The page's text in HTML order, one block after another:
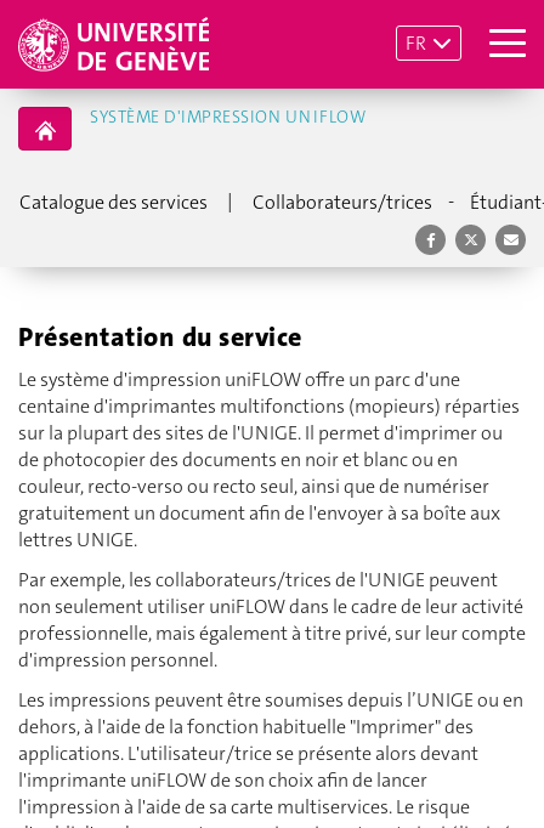
FR
SYSTÈME D'IMPRESSION UNIFLOW
Catalogue des services | Collaborateurs/trices -
Présentation du service
Le système d'impression uniFLOW offre un parc d'une
centaine d'imprimantes multifonctions (mopieurs) réparties
sur la plupart des sites de l'UNIGE. Il permet d'imprimer ou
de photocopier des documents en noir et blanc ou en
couleur, recto-verso ou recto seul, ainsi que de numériser
gratuitement un document afin de l'envoyer à sa boîte aux
lettres UNIGE.
Par exemple, les collaborateurs/trices de l'UNIGE peuvent
non seulement utiliser uniFLOW dans le cadre de leur activité
professionnelle, mais également à titre privé, sur leur compte
d'impression personnel.
Les impressions peuvent être soumises depuis l’UNIGE ou en
dehors, à l'aide de la fonction habituelle "Imprimer" des
applications. L'utilisateur/trice se présente alors devant
l'imprimante uniFLOW de son choix afin de lancer
l'impression à l'aide de sa carte multiservices. Le risque